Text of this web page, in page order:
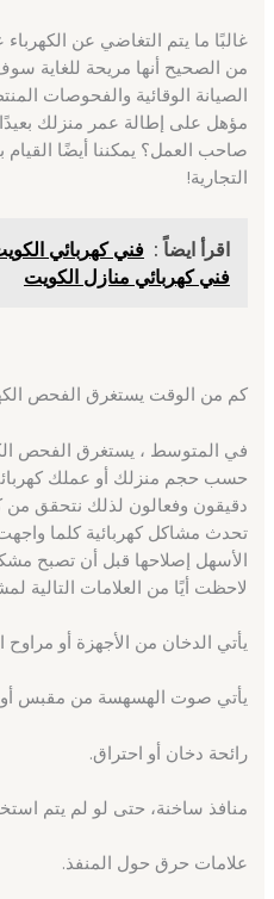
غالبًا ما يتم التغاضي عن
من الصحيح أنها مريحة للغاية
الصيانة الوقائية والفحوصات
مؤهل على إطالة عمر منزلك
صاحب العمل؟ يمكننا أيضًا القيام
التجارية!
اقرأ ايضاً :
فني كهربائي منازل الكويت
كم من الوقت يستغرق الفحص
في المتوسط ​​، يستغرق الفحص
حسب حجم منزلك أو عملك
دقيقون وفعالون لذلك نتحقق
تحدث مشاكل كهربائية كلما
الأسهل إصلاحها قبل أن تصبح
لاحظت أيًا من العلامات التالية
يأتي الدخان من الأجهزة أو
يأتي صوت الهسهسة من مقبس أو
رائحة دخان أو احتراق.
منافذ ساخنة، حتى لو لم يتم
علامات حرق حول المنفذ.